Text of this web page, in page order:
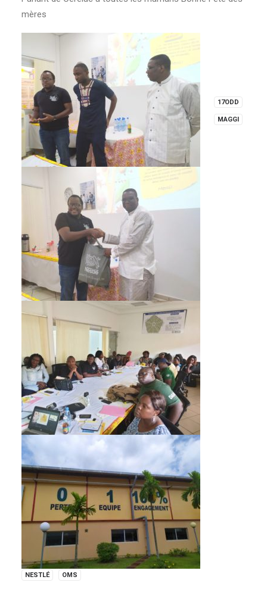
mères
17ODD
MAGGI
NESTLÉ OMS